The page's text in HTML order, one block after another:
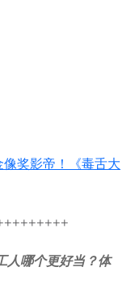
奖影帝！《毒舌大
人哪个更好当？体